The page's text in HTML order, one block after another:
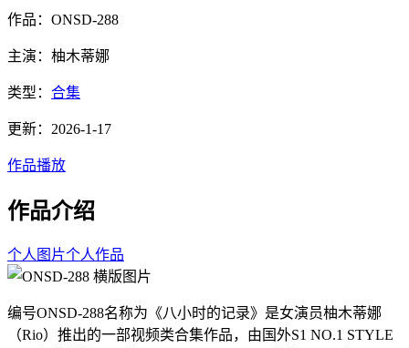
作品：ONSD-288
主演：柚木蒂娜
类型： 合集
更新：2026-1-17
作品播放
作品介绍
个人图片个人作品
编号ONSD-288名称为《八小时的记录》是女演员柚木蒂娜
（Rio）推出的一部视频类合集作品，由国外S1 NO.1 STYLE